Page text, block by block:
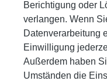
Berichtigung oder
verlangen. Wenn
Datenverarbeitung
Einwilligung
Außerdem haben
Umständen die